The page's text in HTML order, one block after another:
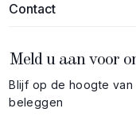
Contact
Meld u aan voor
Blijf op de hoogte
beleggen